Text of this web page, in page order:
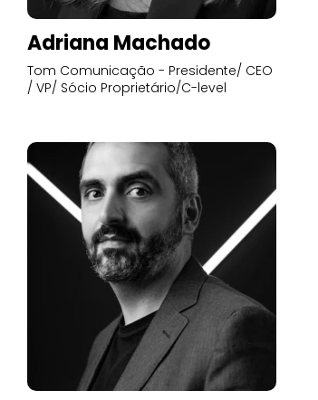
Adriana Machado
Tom Comunicação - Presidente/ CEO
/ VP/ Sócio Proprietário/C-level